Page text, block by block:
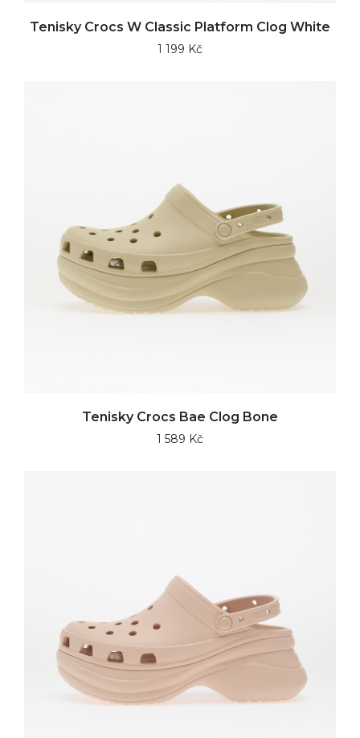
Tenisky Crocs W Classic Platform Clog White
1 199 Kč
Tenisky Crocs Bae Clog Bone
1 589 Kč